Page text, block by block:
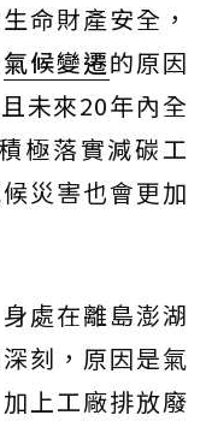
命財產安全，
氣候變遷的原因
未來20年內全
極落實減碳工
災害也會更加
處在離島澎湖
刻，原因是氣
上工廠排放廢